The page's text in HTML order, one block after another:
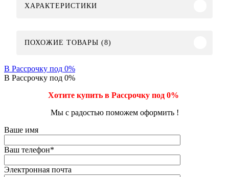
ХАРАКТЕРИСТИКИ
ПОХОЖИЕ ТОВАРЫ (8)
В Рассрочку под 0%
В Рассрочку под 0%
Хотите купить в Рассрочку под 0%
Мы с радостью поможем оформить !
Ваше имя
Ваш телефон*
Электронная почта